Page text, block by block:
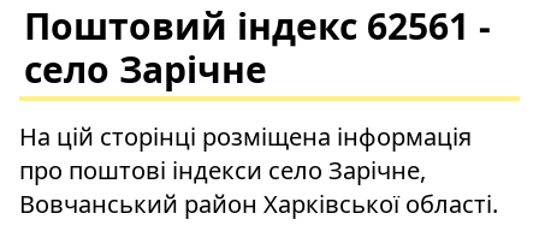
Поштовий індекс 62561 -
село Зарічне
На цій сторінці розміщена інформація
про поштові індекси село Зарічне,
Вовчанський район Харківської області.